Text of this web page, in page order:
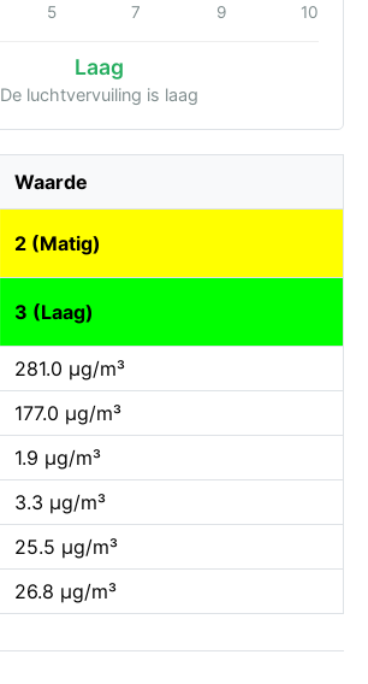
5 7 9 10
Laag
De luchtvervuiling is laag
Waarde
2 (Matig)
3 (Laag)
281.0 µg/m³
177.0 µg/m³
1.9 µg/m³
3.3 µg/m³
25.5 µg/m³
26.8 µg/m³